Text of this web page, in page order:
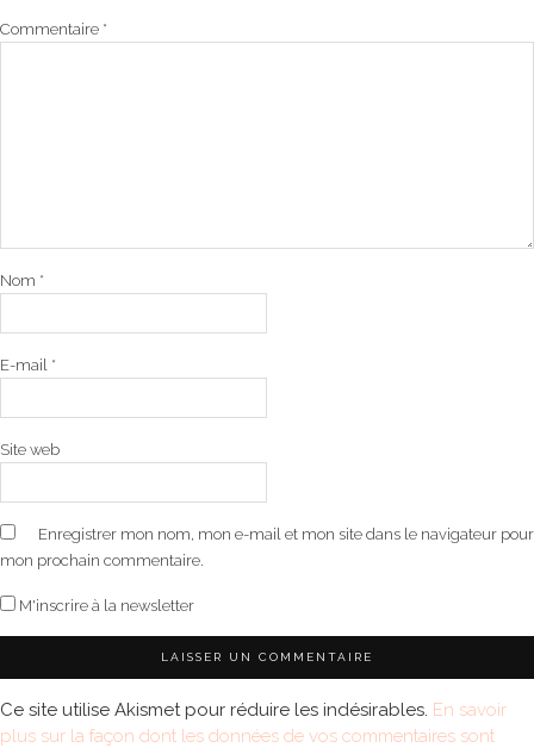
Commentaire *
Nom *
E-mail *
Site web
Enregistrer mon nom, mon e-mail et mon site dans le navigateur pour
mon prochain commentaire.
M'inscrire à la newsletter
Ce site utilise Akismet pour réduire les indésirables. En savoir
plus sur la façon dont les données de vos commentaires sont